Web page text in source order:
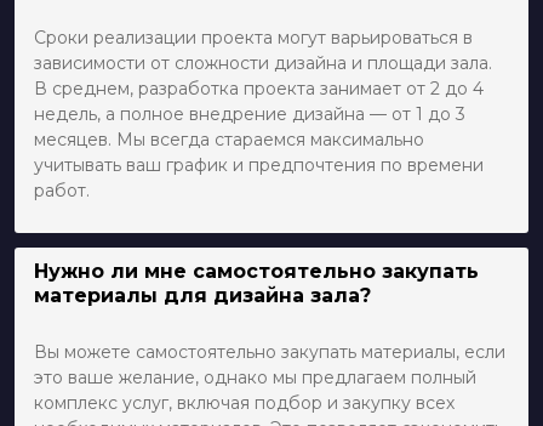
Сроки реализации проекта могут варьироваться в
зависимости от сложности дизайна и площади зала.
В среднем, разработка проекта занимает от 2 до 4
недель, а полное внедрение дизайна — от 1 до 3
месяцев. Мы всегда стараемся максимально
учитывать ваш график и предпочтения по времени
работ.
Нужно ли мне самостоятельно закупать
материалы для дизайна зала?
Вы можете самостоятельно закупать материалы, если
это ваше желание, однако мы предлагаем полный
комплекс услуг, включая подбор и закупку всех